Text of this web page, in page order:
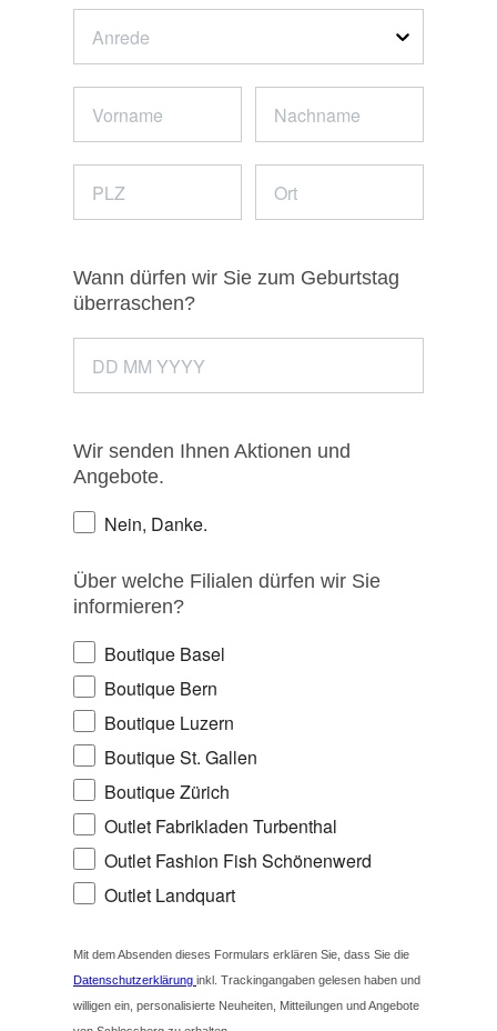
Anrede
Wann dürfen wir Sie zum Geburtstag
überraschen?
Wir senden Ihnen Aktionen und
Angebote.
Nein, Danke.
Über welche Filialen dürfen wir Sie
informieren?
Boutique Basel
Boutique Bern
Boutique Luzern
Boutique St. Gallen
Boutique Zürich
Outlet Fabrikladen Turbenthal
Outlet Fashion Fish Schönenwerd
Outlet Landquart
Mit dem Absenden dieses Formulars erklären Sie, dass Sie die
Datenschutzerklärung inkl. Trackingangaben gelesen haben und
willigen ein, personalisierte Neuheiten, Mitteilungen und Angebote